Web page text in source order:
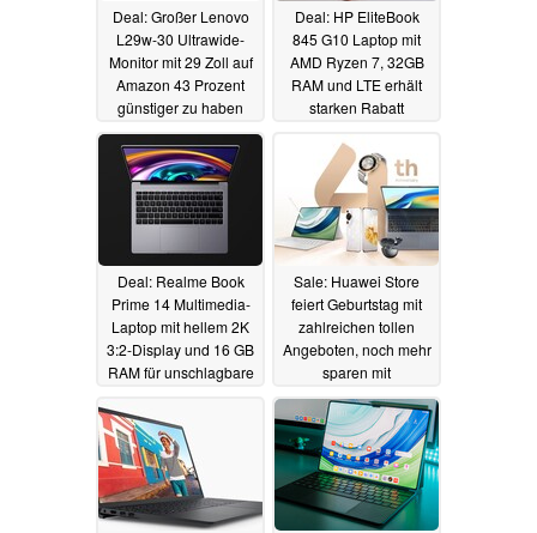
Deal: Großer Lenovo
L29w-30 Ultrawide-
Monitor mit 29 Zoll auf
Amazon 43 Prozent
günstiger zu haben
07.03.2024
Deal: HP EliteBook
845 G10 Laptop mit
AMD Ryzen 7, 32GB
RAM und LTE erhält
starken Rabatt
Deal: Realme Book
Prime 14 Multimedia-
Laptop mit hellem 2K
3:2-Display und 16 GB
RAM für unschlagbare
Sale: Huawei Store
feiert Geburtstag mit
zahlreichen tollen
Angeboten, noch mehr
sparen mit
Gutscheincodes (Ad)
06.03.2024